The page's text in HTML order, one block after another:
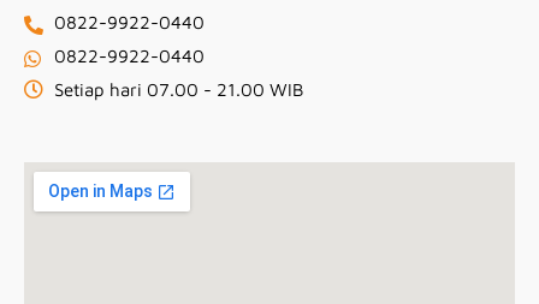
0822-9922-0440
0822-9922-0440
Setiap hari 07.00 - 21.00 WIB